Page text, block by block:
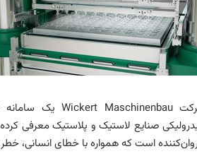
صنایع لاستیک و پلاستیک معرفی
است که همواره با خطای انسانی،